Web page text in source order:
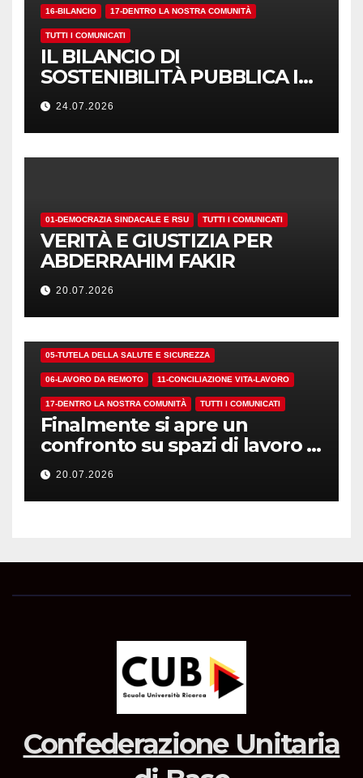
16-BILANCIO 17-DENTRO LA NOSTRA COMUNITÀ
TUTTI I COMUNICATI
IL BILANCIO DI
SOSTENIBILITÀ PUBBLICA I
NUMERI. MA I CRITERI?
24.07.2026
01-DEMOCRAZIA SINDACALE E RSU TUTTI I COMUNICATI
VERITÀ E GIUSTIZIA PER
ABDERRAHIM FAKIR
20.07.2026
05-TUTELA DELLA SALUTE E SICUREZZA
06-LAVORO DA REMOTO 11-CONCILIAZIONE VITA-LAVORO
17-DENTRO LA NOSTRA COMUNITÀ TUTTI I COMUNICATI
Finalmente si apre un
confronto su spazi di lavoro e
dotazioni
20.07.2026
Confederazione Unitaria